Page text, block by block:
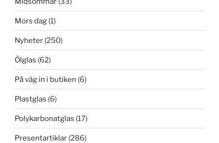
Mors dag (1)
Nyheter (250)
Ölglas (62)
På väg in i butiken (6)
Plastglas (6)
Polykarbonatglas (17)
Presentartiklar (286)